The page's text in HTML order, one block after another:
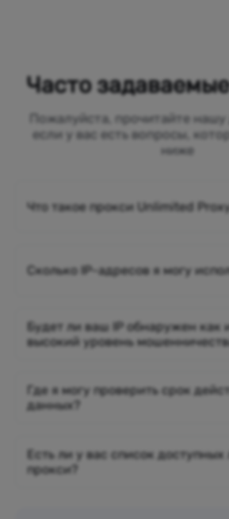
Часто
Пожалуйста, прочитайте
если у вас есть вопросы,
ниже
Что такое прокси Unlimited
Сколько IP-адресов я могу
Будет ли ваш IP обнаружен
высокий уровень
Где я могу проверить срок
данных?
Есть ли у вас список
прокси?